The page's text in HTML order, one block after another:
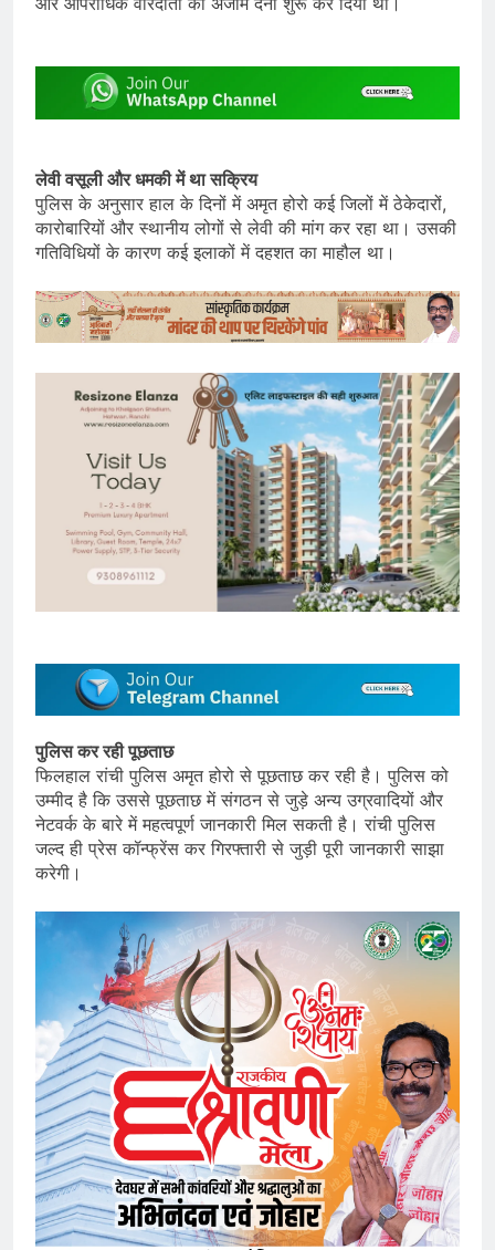
लेवी वसूली और धमकी में था सक्रिय
पुलिस के अनुसार हाल के दिनों में अमृत होरो कई जिलों में ठेकेदारों,
कारोबारियों और स्थानीय लोगों से लेवी की मांग कर रहा था। उसकी
गतिविधियों के कारण कई इलाकों में दहशत का माहौल था।
पुलिस कर रही पूछताछ
फिलहाल रांची पुलिस अमृत होरो से पूछताछ कर रही है। पुलिस को
उम्मीद है कि उससे पूछताछ में संगठन से जुड़े अन्य उग्रवादियों और
नेटवर्क के बारे में महत्वपूर्ण जानकारी मिल सकती है। रांची पुलिस
जल्द ही प्रेस कॉन्फ्रेंस कर गिरफ्तारी से जुड़ी पूरी जानकारी साझा
करेगी।